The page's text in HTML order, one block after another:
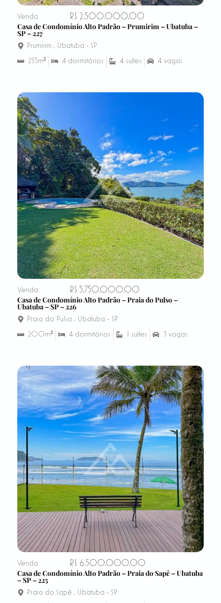
Venda
R$ 2.500.000,00
Casa de Condomínio Alto Padrão – Prumirim – Ubatuba –
SP – 227
Prumirim , Ubatuba - SP
255m²
4 dormitórios 4 suítes 4 vagas
Venda
R$ 5.750.000,00
Casa de Condomínio Alto Padrão – Praia do Pulso –
Ubatuba – SP – 226
Praia do Pulso , Ubatuba - SP
200m²
4 dormitórios 1 suítes 3 vagas
Venda
R$ 6.500.000,00
Casa de Condomínio Alto Padrão – Praia do Sapê – Ubatuba
– SP – 225
Praia do Sapê , Ubatuba - SP